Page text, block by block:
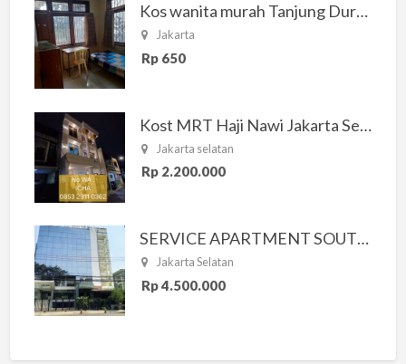
Kos wanita murah Tanjung Duren Jakarta Barat
Jakarta
Rp 650
Kost MRT Haji Nawi Jakarta Selatan
Jakarta selatan
Rp 2.200.000
SERVICE APARTMENT SOUTH RESIDENCE
Jakarta Selatan
Rp 4.500.000